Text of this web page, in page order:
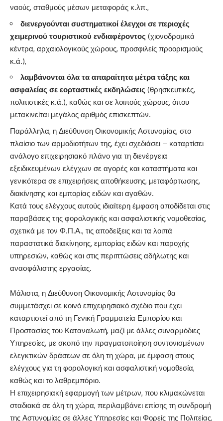
ναούς, σταθμούς μέσων μεταφοράς κ.λπ.,
διενεργούνται συστηματικοί έλεγχοι σε περιοχές
χειμερινού τουριστικού ενδιαφέροντος (χιονοδρομικά
κέντρα, αρχαιολογικούς χώρους, προσφιλείς προορισμούς
κ.ά.),
λαμβάνονται όλα τα απαραίτητα μέτρα τάξης και
ασφαλείας σε εορταστικές εκδηλώσεις (θρησκευτικές,
πολιτιστικές κ.ά.), καθώς και σε λοιπούς χώρους, όπου
μετακινείται μεγάλος αριθμός επισκεπτών.
Παράλληλα, η Διεύθυνση Οικονομικής Αστυνομίας, στο
πλαίσιο των αρμοδιοτήτων της, έχει σχεδιάσει – καταρτίσει
ανάλογο επιχειρησιακό πλάνο για τη διενέργεια
εξειδικευμένων ελέγχων σε αγορές και καταστήματα και
γενικότερα σε επιχειρήσεις αποθήκευσης, μεταφόρτωσης,
διακίνησης και εμπορίας ειδών και αγαθών.
Κατά τους ελέγχους αυτούς ιδιαίτερη έμφαση αποδίδεται στις
παραβάσεις της φορολογικής και ασφαλιστικής νομοθεσίας,
σχετικά με τον Φ.Π.Α., τις αποδείξεις και τα λοιπά
παραστατικά διακίνησης, εμπορίας ειδών και παροχής
υπηρεσιών, καθώς και στις περιπτώσεις αδήλωτης και
ανασφάλιστης εργασίας.
Μάλιστα, η Διεύθυνση Οικονομικής Αστυνομίας θα
συμμετάσχει σε κοινό επιχειρησιακό σχέδιο που έχει
καταρτιστεί από τη Γενική Γραμματεία Εμπορίου και
Προστασίας του Καταναλωτή, μαζί με άλλες συναρμόδιες
Υπηρεσίες, με σκοπό την πραγματοποίηση συντονισμένων
ελεγκτικών δράσεων σε όλη τη χώρα, με έμφαση στους
ελέγχους για τη φορολογική και ασφαλιστική νομοθεσία,
καθώς και το λαθρεμπόριο.
Η επιχειρησιακή εφαρμογή των μέτρων, που κλιμακώνεται
σταδιακά σε όλη τη χώρα, περιλαμβάνει επίσης τη συνδρομή
της Αστυνομίας σε άλλες Υπηρεσίες και Φορείς της Πολιτείας,